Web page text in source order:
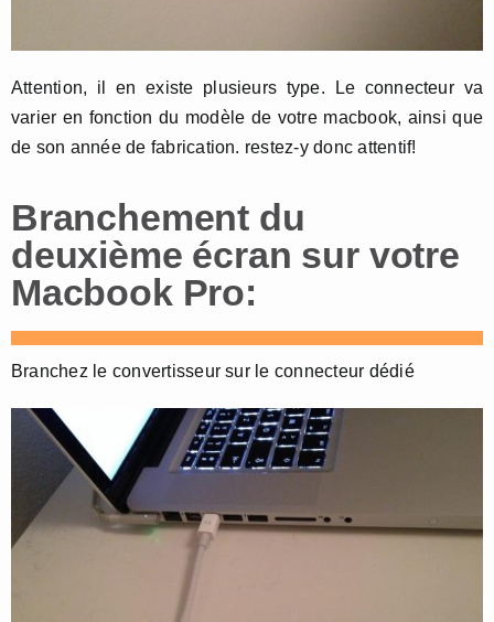
Attention, il en existe plusieurs type. Le connecteur va
varier en fonction du modèle de votre macbook, ainsi que
de son année de fabrication. restez-y donc attentif!
Branchement du
deuxième écran sur votre
Macbook Pro:
Branchez le convertisseur sur le connecteur dédié